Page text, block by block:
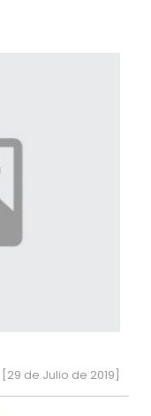
[29 de Julio de 2019]